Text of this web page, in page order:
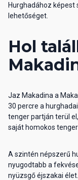
Hurghadához képest
lehetőséget.
Hol
Jaz Makadina a
30 percre a
tenger partján terül
saját homokos
A szintén népszerű
nyugodtabb a
nyüzsgő éjszakai élet.